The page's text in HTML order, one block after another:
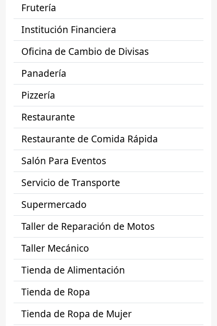
Frutería
Institución Financiera
Oficina de Cambio de Divisas
Panadería
Pizzería
Restaurante
Restaurante de Comida Rápida
Salón Para Eventos
Servicio de Transporte
Supermercado
Taller de Reparación de Motos
Taller Mecánico
Tienda de Alimentación
Tienda de Ropa
Tienda de Ropa de Mujer